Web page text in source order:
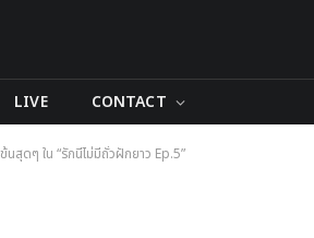
LIVE CONTACT
สุดๆ ใน “รักนี้ไม่มีถั่วฝักยาว Ep.5”